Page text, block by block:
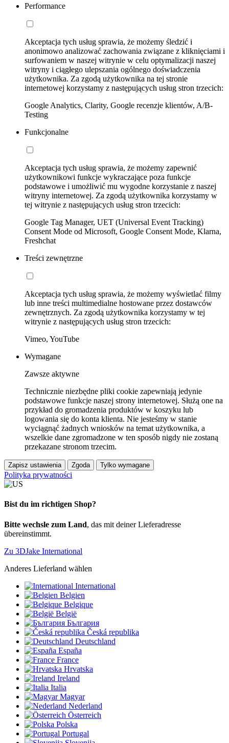
Performance
Akceptacja tych usług sprawia, że możemy śledzić i
anonimowo analizować zachowania związane z kliknięciami i
surfowaniem w naszej witrynie w celu optymalizacji naszej
witryny i ciągłego ulepszania ogólnego doświadczenia
użytkownika. Za zgodą użytkownika na tej stronie
internetowej korzystamy z następujących usług stron trzecich:
Google Analytics, Clarity, Google recenzje klientów, A/B-
Testing
Funkcjonalne
Akceptacja tych usług sprawia, że możemy zapewnić
użytkownikowi funkcje wykraczające poza funkcje
podstawowe i umożliwić mu wygodne korzystanie z naszej
witryny internetowej. Za zgodą użytkownika korzystamy w
tej witrynie z następujących usług stron trzecich:
Google Tag Manager, UET (Universal Event Tracking)
Consent Mode od Microsoft, Google Consent Mode, Klarna,
Freshchat
Treści zewnętrzne
Akceptacja tych usług sprawia, że możemy wyświetlać filmy
lub inne treści multimedialne hostowane przez dostawców
zewnętrznych. Za zgodą użytkownika korzystamy w tej
witrynie z następujących usług stron trzecich:
Vimeo, YouTube
Wymagane
Zawsze aktywne
Technicznie niezbędne pliki cookie zapewniają jedynie
podstawowe funkcje naszej strony internetowej. Służą one na
przykład do gromadzenia produktów w koszyku lub
logowania się do konta klienta. Nie jesteśmy w stanie
wyciągnąć żadnych wniosków na temat użytkownika, a
wszelkie dane zgromadzone w ten sposób nigdy nie zostaną
przekazane stronom trzecim.
Zapisz ustawienia Zgoda Tylko wymagane
Polityka prywatności
Bist du im richtigen Shop?
Bitte wechsle zum Land, das mit deiner Lieferadresse
übereinstimmt.
Zu 3DJake International
Anderes Lieferland wählen
International
Belgien
Belgique
België
България
Česká republika
Deutschland
España
France
Hrvatska
Ireland
Italia
Magyar
Nederland
Österreich
Polska
Portugal